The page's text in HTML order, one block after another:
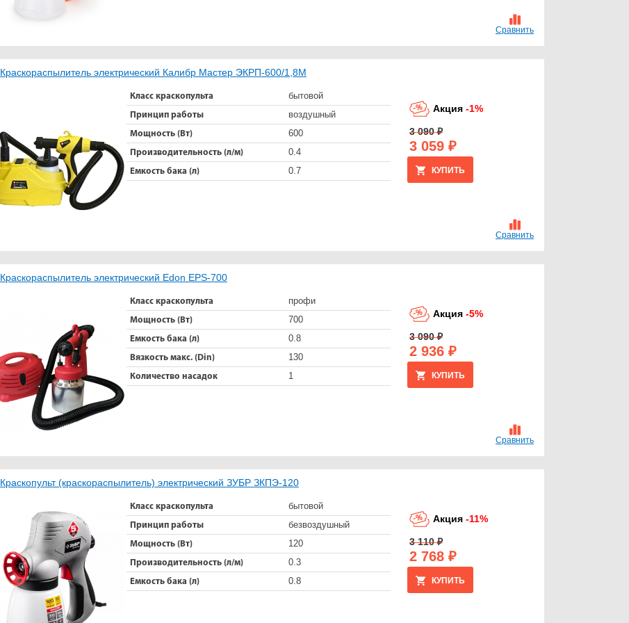
Сравнить
Сравнить
Краскораспылитель электрический Калибр Мастер ЭКРП-600/1,8М
Класс краскопульта бытовой
Принцип работы воздушный
Мощность (Вт) 600
Производительность (л/м) 0.4
Емкость бака (л) 0.7 КУПИТЬ
Акция -1%
3 090 ₽
3 059 ₽
Сравнить
Краскораспылитель электрический Edon EPS-700
Класс краскопульта профи
Мощность (Вт) 700
Емкость бака (л) 0.8
Вязкость макс. (Din) 130
Количество насадок 1 КУПИТЬ
Акция -5%
3 090 ₽
2 936 ₽
Краскопульт (краскораспылитель) электрический ЗУБР ЗКПЭ-120
Класс краскопульта бытовой
Принцип работы безвоздушный
Мощность (Вт) 120
Производительность (л/м) 0.3
Емкость бака (л) 0.8 КУПИТЬ
Акция -11%
3 110 ₽
2 768 ₽